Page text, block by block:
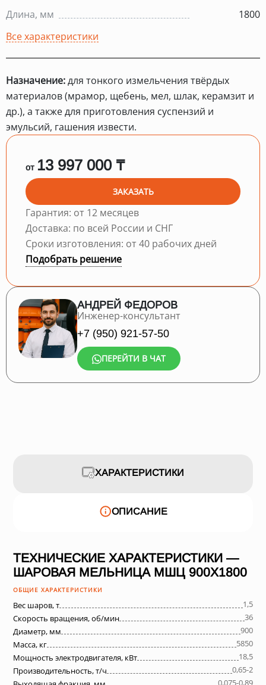
Длина, мм
1800
Все характеристики
Назначение:для тонкого измельчения твёрдых
материалов (мрамор, щебень, мел, шлак, керамзит и
др.), а также для приготовления суспензий и
эмульсий, гашения извести.
от 13 997 000 ₸
ЗАКАЗАТЬ
Гарантия: от 12 месяцев
Доставка: по всей России и СНГ
Сроки изготовления: от 40 рабочих дней
Подобрать решение
АНДРЕЙ ФЕДОРОВ
Инженер-консультант
+7 (950) 921-57-50
ПЕРЕЙТИ В ЧАТ
ХАРАКТЕРИСТИКИ
ОПИСАНИЕ
ТЕХНИЧЕСКИЕ ХАРАКТЕРИСТИКИ —
ШАРОВАЯ МЕЛЬНИЦА МШЦ 900Х1800
ОБЩИЕ ХАРАКТЕРИСТИКИ
Вес шаров, т
1,5
Скорость вращения, об/мин
36
Диаметр, мм
900
Масса, кг
5850
Мощность электродвигателя, кВт
18,5
Производительность, т/ч
0,65-2
0,075-0,89